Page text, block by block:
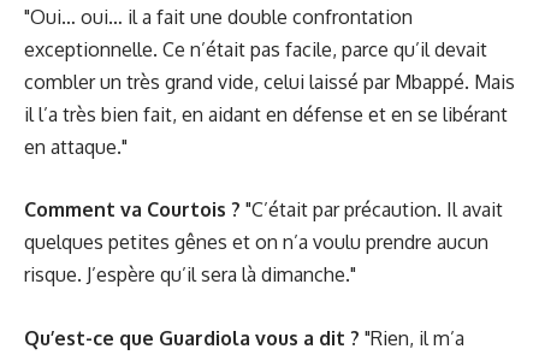
"Oui… oui… il a fait une double confrontation
exceptionnelle. Ce n’était pas facile, parce qu’il devait
combler un très grand vide, celui laissé par Mbappé. Mais
il l’a très bien fait, en aidant en défense et en se libérant
en attaque."
Comment va Courtois ? "C’était par précaution. Il avait
quelques petites gênes et on n’a voulu prendre aucun
risque. J’espère qu’il sera là dimanche."
Qu’est-ce que Guardiola vous a dit ? "Rien, il m’a